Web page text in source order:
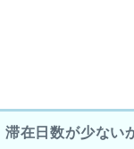
滞在日数が少ない